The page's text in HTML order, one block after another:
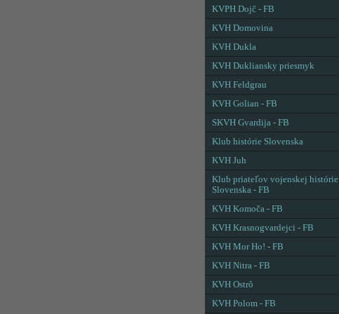
KVPH Dojč - FB
KVH Domovina
KVH Dukla
KVH Dukliansky priesmyk
KVH Feldgrau
KVH Golian - FB
SKVH Gvardija - FB
Klub histórie Slovenska
KVH Juh
Klub priateľov vojenskej histórie
Slovenska - FB
KVH Komoča - FB
KVH Krasnogvardejci - FB
KVH Mor Ho! - FB
KVH Nitra - FB
KVH Ostrô
KVH Polom - FB